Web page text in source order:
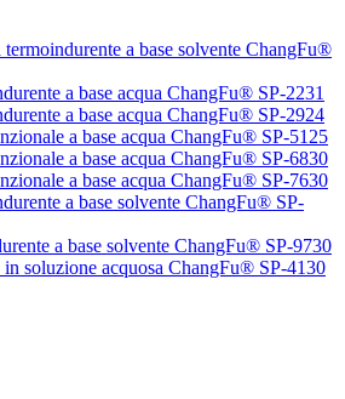
a base solvente ChangFu®
a base acqua ChangFu® SP-2231
a base acqua ChangFu® SP-2924
a base acqua ChangFu® SP-5125
a base acqua ChangFu® SP-6830
a base acqua ChangFu® SP-7630
a base solvente ChangFu® SP-
a base solvente ChangFu® SP-9730
in soluzione acquosa ChangFu® SP-4130